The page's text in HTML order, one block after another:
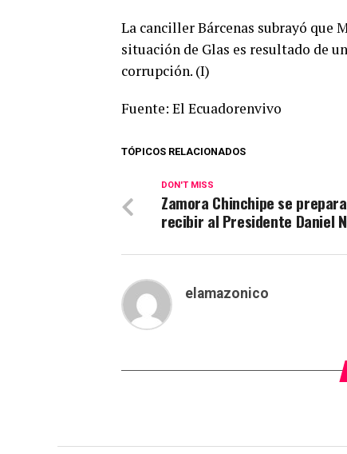
La canciller Bárcenas subrayó que
situación de Glas es resultado de
corrupción. (I)
Fuente: El Ecuadorenvivo
TÓPICOS RELACIONADOS
DON'T MISS
Zamora Chinchipe se
recibir al Presidente Daniel
elamazonico